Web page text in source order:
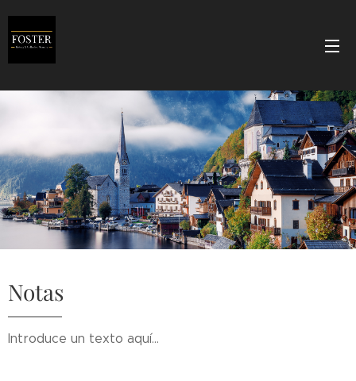
Notas
Introduce un texto aquí...